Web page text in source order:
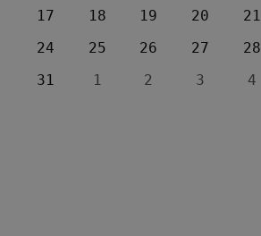
17
18 19 20 21
24
25 26 27 28
31
1 2 3 4